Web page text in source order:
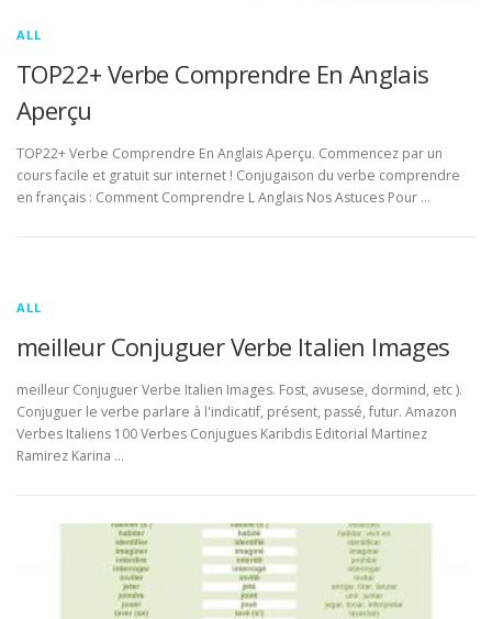
ALL
TOP22+ Verbe Comprendre En Anglais
Aperçu
TOP22+ Verbe Comprendre En Anglais Aperçu. Commencez par un
cours facile et gratuit sur internet ! Conjugaison du verbe comprendre
en français : Comment Comprendre L Anglais Nos Astuces Pour …
ALL
meilleur Conjuguer Verbe Italien Images
meilleur Conjuguer Verbe Italien Images. Fost, avusese, dormind, etc ).
Conjuguer le verbe parlare à l'indicatif, présent, passé, futur. Amazon
Verbes Italiens 100 Verbes Conjugues Karibdis Editorial Martinez
Ramirez Karina …